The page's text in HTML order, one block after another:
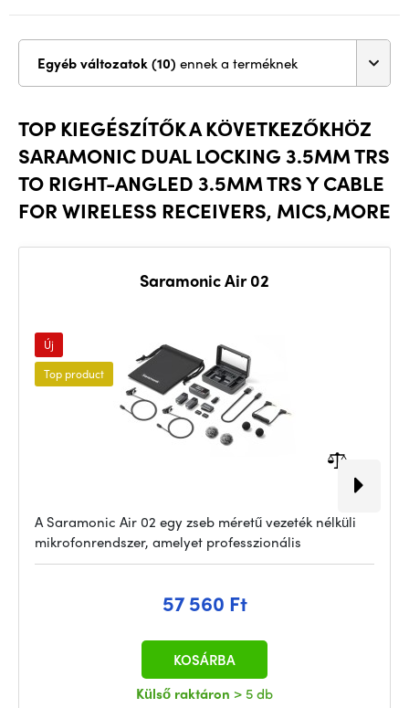
Egyéb változatok (10) ennek a terméknek
TOP KIEGÉSZÍTŐK A KÖVETKEZŐKHÖZ
SARAMONIC DUAL LOCKING 3.5MM TRS
TO RIGHT-ANGLED 3.5MM TRS Y CABLE
FOR WIRELESS RECEIVERS, MICS,MORE
Saramonic Air 02
Új
Top product
A Saramonic Air 02 egy zseb méretű vezeték nélküli
mikrofonrendszer, amelyet professzionális
57 560 Ft
Külső raktáron > 5 db
KOSÁRBA